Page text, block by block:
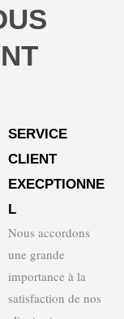
SERVICE
CLIENT
EXECPTIONNE
L
Nous accordons
une grande
importance à la
satisfaction de nos